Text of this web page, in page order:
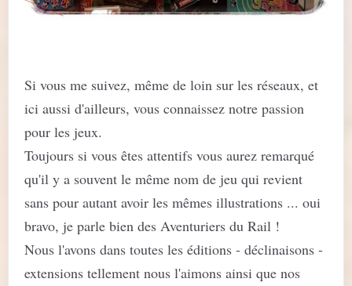
Si vous me suivez, même de loin sur les réseaux, et
ici aussi d'ailleurs, vous connaissez notre passion
pour les jeux.
Toujours si vous êtes attentifs vous aurez remarqué
qu'il y a souvent le même nom de jeu qui revient
sans pour autant avoir les mêmes illustrations ... oui
bravo, je parle bien des Aventuriers du Rail !
Nous l'avons dans toutes les éditions - déclinaisons -
extensions tellement nous l'aimons ainsi que nos